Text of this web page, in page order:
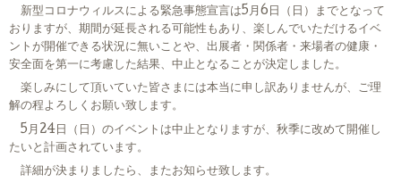
新型コロナウィルスによる緊急事態宣言は5月6日（日）までとなって
おりますが、期間が延長される可能性もあり、楽しんでいただけるイベ
ントが開催できる状況に無いことや、出展者・関係者・来場者の健康・
安全面を第一に考慮した結果、中止となることが決定しました。
楽しみにして頂いていた皆さまには本当に申し訳ありませんが、ご理
解の程よろしくお願い致します。
5月24日（日）のイベントは中止となりますが、秋季に改めて開催し
たいと計画されています。
詳細が決まりましたら、またお知らせ致します。